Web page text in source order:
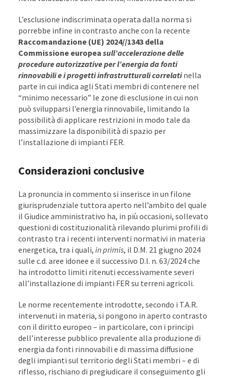
L’esclusione indiscriminata operata dalla norma si
porrebbe infine in contrasto anche con la recente
Raccomandazione (UE) 2024//1343 della
Commissione europea sull’accelerazione delle
procedure autorizzative per l’energia da fonti
rinnovabili e i progetti infrastrutturali correlati nella
parte in cui indica agli Stati membri di contenere nel
“minimo necessario” le zone di esclusione in cui non
può svilupparsi l’energia rinnovabile, limitando la
possibilità di applicare restrizioni in modo tale da
massimizzare la disponibilità di spazio per
l’installazione di impianti FER.
Considerazioni conclusive
La pronuncia in commento si inserisce in un filone
giurisprudenziale tuttora aperto nell’ambito del quale
il Giudice amministrativo ha, in più occasioni, sollevato
questioni di costituzionalità rilevando plurimi profili di
contrasto tra i recenti interventi normativi in materia
energetica, tra i quali, in primis, il D.M. 21 giugno 2024
sulle c.d. aree idonee e il successivo D.l. n. 63/2024 che
ha introdotto limiti ritenuti eccessivamente severi
all’installazione di impianti FER su terreni agricoli.
Le norme recentemente introdotte, secondo i T.A.R.
intervenuti in materia, si pongono in aperto contrasto
con il diritto europeo – in particolare, con i principi
dell’interesse pubblico prevalente alla produzione di
energia da fonti rinnovabili e di massima diffusione
degli impianti sul territorio degli Stati membri – e di
riflesso, rischiano di pregiudicare il conseguimento gli